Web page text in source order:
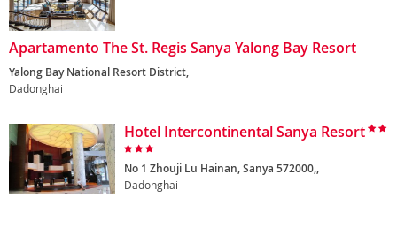
Apartamento The St. Regis Sanya Yalong Bay Resort
Yalong Bay National Resort District,
Dadonghai
Hotel Intercontinental Sanya Resort
No 1 Zhouji Lu Hainan, Sanya 572000,,
Dadonghai